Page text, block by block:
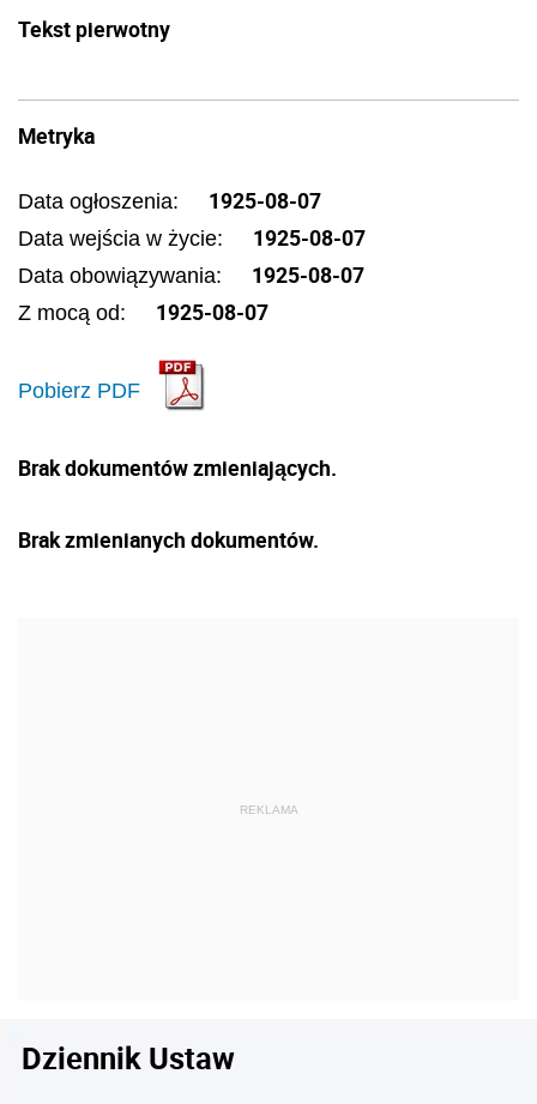
Tekst pierwotny
Metryka
Data ogłoszenia: 1925-08-07
Data wejścia w życie: 1925-08-07
Data obowiązywania: 1925-08-07
Z mocą od: 1925-08-07
Pobierz PDF
Brak dokumentów zmieniających.
Brak zmienianych dokumentów.
Dziennik Ustaw